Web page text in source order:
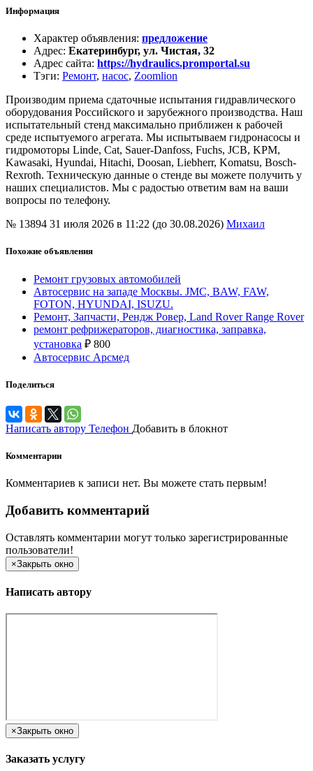
Информация
Характер объявления: предложение
Адрес: Екатеринбург, ул. Чистая, 32
Адрес сайта: https://hydraulics.promportal.su
Тэги: Ремонт, насос, Zoomlion
Производим приема сдаточные испытания гидравлического
оборудования Российского и зарубежного производства. Наш
испытательный стенд максимально приближен к рабочей
среде испытуемого агрегата. Мы испытываем гидронасосы и
гидромоторы Linde, Cat, Sauer-Danfoss, Fuchs, JCB, KPM,
Kawasaki, Hyundai, Hitachi, Doosan, Liebherr, Komatsu, Bosch-
Rexroth. Техническую данные о стенде вы можете получить у
наших специалистов. Мы с радостью ответим вам на ваши
вопросы по телефону.
№ 13894 31 июля 2026 в 11:22 (до 30.08.2026) Михаил
Похожие объявления
Ремонт грузовых автомобилей
Автосервис на западе Москвы. JMC, BAW, FAW,
FOTON, HYUNDAI, ISUZU.
Ремонт, Запчасти, Рендж Ровер, Land Rover Range Rover
ремонт рефрижераторов, диагностика, заправка,
установка ₽ 800
Автосервис Арсмед
Поделиться
Написать автору Телефон Добавить в блокнот
Комментарии
Комментариев к записи нет. Вы можете стать первым!
Добавить комментарий
Оставлять комментарии могут только зарегистрированные
пользователи!
×Закрыть окно
Написать автору
×Закрыть окно
Заказать услугу